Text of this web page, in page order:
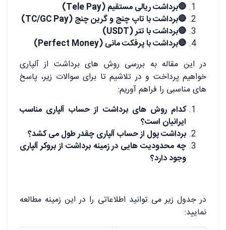
🔴برداشت ریالی مستقیم (Tele Pay)
🔴برداشت با تاپ چنج و گرین چنج (TC/GC Pay)
🔴برداشت با تتر (USDT)
🔴برداشت با پرفکت مانی (Perfect Money)
در این مقاله به بررسی روش های برداشت از آلپاری
خواهیم پرداخت و در تلاشیم تا برای سوالات زیر، پاسخ
های مناسبی را فراهم آوریم:
کدام روش های برداشت از حساب آلپاری مناسب
ایرانیان است؟
برداشت پول از حساب آلپاری چقدر طول می کشد؟
چه محدودیت هایی در زمینه برداشت از بروکر آلپاری
وجود دارد؟
در جدول زیر می توانید اطلاعاتی را در این زمینه مطالعه
نمایید: